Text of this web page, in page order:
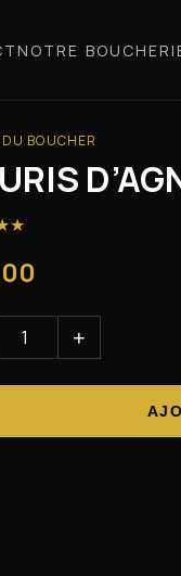
NOTRE
BOUCHER
★
+